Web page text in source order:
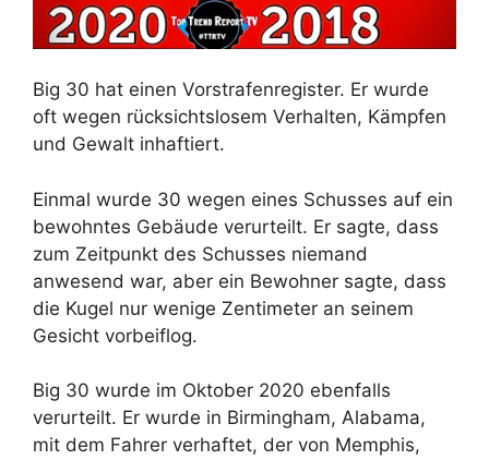
Big 30 hat einen Vorstrafenregister. Er wurde
oft wegen rücksichtslosem Verhalten, Kämpfen
und Gewalt inhaftiert.
Einmal wurde 30 wegen eines Schusses auf ein
bewohntes Gebäude verurteilt. Er sagte, dass
zum Zeitpunkt des Schusses niemand
anwesend war, aber ein Bewohner sagte, dass
die Kugel nur wenige Zentimeter an seinem
Gesicht vorbeiflog.
Big 30 wurde im Oktober 2020 ebenfalls
verurteilt. Er wurde in Birmingham, Alabama,
mit dem Fahrer verhaftet, der von Memphis,